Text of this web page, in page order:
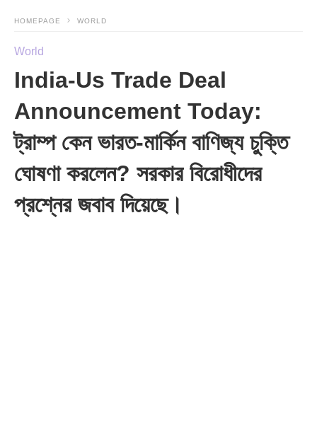
HOMEPAGE WORLD
World
India-Us Trade Deal
Announcement Today:
ট্রাম্প কেন ভারত-মার্কিন বাণিজ্য চুক্তি
ঘোষণা করলেন? সরকার বিরোধীদের
প্রশ্নের জবাব দিয়েছে।